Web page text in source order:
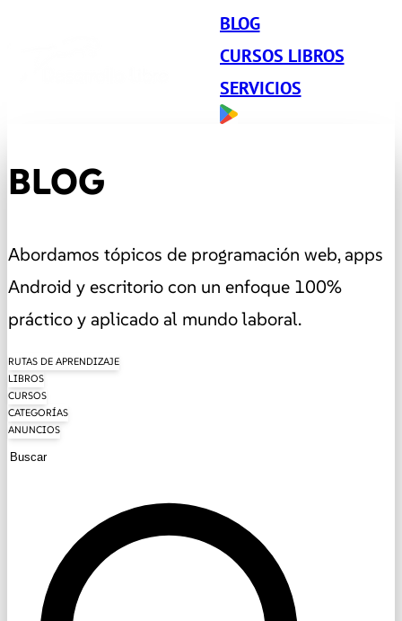
BLOG
CURSOS LIBROS
SERVICIOS
BLOG
Abordamos tópicos de programación web, apps
Android y escritorio con un enfoque 100%
práctico y aplicado al mundo laboral.
RUTAS DE APRENDIZAJE
LIBROS
CURSOS
CATEGORÍAS
ANUNCIOS